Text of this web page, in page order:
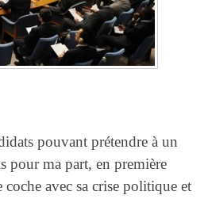
pouvant prétendre à un
pour ma part, en première
avec sa crise politique et